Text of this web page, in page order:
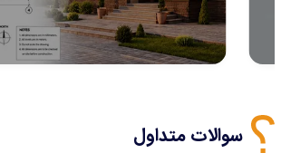
سوالات متداول